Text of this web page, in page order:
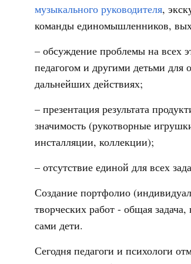
музыкального руководителя,
команды единомышленников,
– обсуждение проблемы на всех
педагогом и другими детьми
дальнейших действиях;
– презентация результата
значимость (рукотворные
инсталляции, коллекции);
– отсутствие единой для всех
Создание портфолио
творческих работ - общая
сами дети.
Сегодня педагоги и психологи